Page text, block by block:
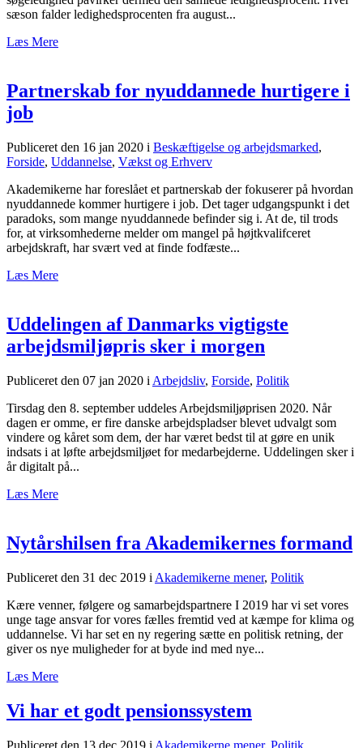
sæson falder ledighedsprocenten fra august...
Læs Mere
Partnerskab for nyuddannede hurtigere i
job
Publiceret den 16 jan 2020 i Beskæftigelse og arbejdsmarked,
Forside, Uddannelse, Vækst og Erhverv
Akademikerne har foreslået et partnerskab der fokuserer på hvordan
nyuddannede kommer hurtigere i job. Det tager udgangspunkt i det
paradoks, som mange nyuddannede befinder sig i. At de, til trods
for, at virksomhederne melder om mangel på højtkvalifceret
arbejdskraft, har svært ved at finde fodfæste...
Læs Mere
Uddelingen af Danmarks vigtigste
arbejdsmiljøpris sker i morgen
Publiceret den 07 jan 2020 i Arbejdsliv, Forside, Politik
Tirsdag den 8. september uddeles Arbejdsmiljøprisen 2020. Når
dagen er omme, er fire danske arbejdspladser blevet udvalgt som
vindere og kåret som dem, der har været bedst til at gøre en unik
indsats i at løfte arbejdsmiljøet for medarbejderne. Uddelingen sker i
år digitalt på...
Læs Mere
Nytårshilsen fra Akademikernes formand
Publiceret den 31 dec 2019 i Akademikerne mener, Politik
Kære venner, følgere og samarbejdspartnere I 2019 har vi set vores
unge tage ansvar for vores fælles fremtid ved at kæmpe for klima og
uddannelse. Vi har set en ny regering sætte en politisk retning, der
giver os nye muligheder for at byde ind med nye...
Læs Mere
Vi har et godt pensionssystem
Publiceret den 13 dec 2019 i Akademikerne mener, Politik